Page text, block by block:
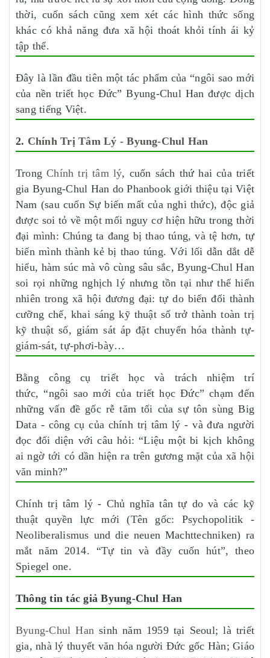
thời, cuốn sách cũng xem xét các hình thức sống
khác có khả năng đưa xã hội thoát khỏi tính ái kỷ
tập thể.
Đây là lần đầu tiên một tác phẩm của “ngôi sao mới
của nền triết học Đức” Byung-Chul Han được dịch
sang tiếng Việt.
2. Chính Trị Tâm Lý - Byung-Chul Han
TrongChính trị tâm lý, cuốn sách thứ hai của triết
gia Byung-Chul Han do Phanbook giới thiệu tại Việt
Nam (sau cuốn Sự biến mất của nghi thức), độc giả
được soi tỏ về một mối nguy cơ hiện hữu trong thời
đại mình: Chúng ta đang bị thao túng, và tệ hơn, tự
biến mình thành kẻ bị thao túng. Với lối dẫn dắt dễ
hiểu, hàm súc mà vô cùng sâu sắc, Byung-Chul Han
soi rọi những nghịch lý nhưng tồn tại như thể hiển
nhiên trong xã hội đương đại: tự do biến đổi thành
cưỡng chế, khai sáng kỹ thuật số trở thành toàn trị
kỹ thuật số, giám sát áp đặt chuyển hóa thành tự-
giám-sát, tự-phơi-bày…
Bằng công cụ triết học và trách nhiệm trí
thức, “ngôi sao mới của triết học Đức” chạm đến
những vấn đề gốc rễ tăm tối của sự tôn sùng Big
Data - công cụ của chính trị tâm lý - và đưa người
đọc đối diện với câu hỏi: “Liệu một bi kịch không
ai ngờ tới có dần hiện ra trên gương mặt của xã hội
văn minh?”
Chính trị tâm lý - Chủ nghĩa tân tự do và các kỹ
thuật quyền lực mới (Tên gốc: Psychopolitik -
Neoliberalismus und die neuen Machttechniken) ra
mắt năm 2014. “Tự tin và đầy cuốn hút”, theo
Spiegel one.
Thông tin tác giả Byung-Chul Han
Byung-Chul Hansinh năm 1959 tại Seoul; là triết
gia, nhà lý thuyết văn hóa người Đức gốc Hàn; Giáo